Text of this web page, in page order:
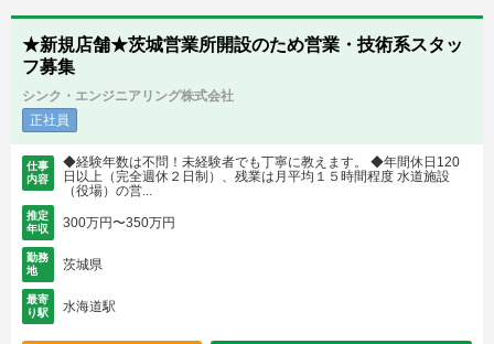
★新規店舗★茨城営業所開設のため営業・技術系スタッ
フ募集
シンク・エンジニアリング株式会社
正社員
仕事
内容
◆経験年数は不問！未経験者でも丁寧に教えます。 ◆年間休日120
日以上（完全週休２日制）、残業は月平均１５時間程度 水道施設
（役場）の営...
推定
年収
300万円〜350万円
勤務
地
茨城県
最寄
り駅
水海道駅